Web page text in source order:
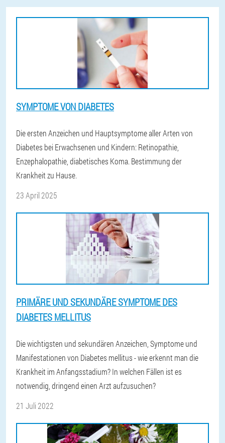
SYMPTOME VON DIABETES
Die ersten Anzeichen und Hauptsymptome aller Arten von
Diabetes bei Erwachsenen und Kindern: Retinopathie,
Enzephalopathie, diabetisches Koma. Bestimmung der
Krankheit zu Hause.
23 April 2025
PRIMÄRE UND SEKUNDÄRE SYMPTOME DES
DIABETES MELLITUS
Die wichtigsten und sekundären Anzeichen, Symptome und
Manifestationen von Diabetes mellitus - wie erkennt man die
Krankheit im Anfangsstadium? In welchen Fällen ist es
notwendig, dringend einen Arzt aufzusuchen?
21 Juli 2022